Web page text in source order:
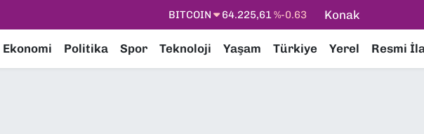
DOLAR 47,7143%0.16
STERLİN
64,2463%0.07
Konak
Ekonomi Politika Spor Teknoloji Yaşam Türkiye Yerel Resmi